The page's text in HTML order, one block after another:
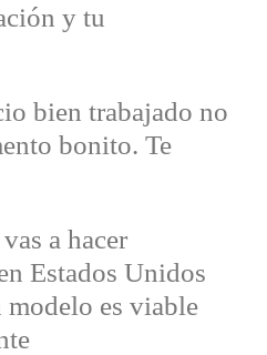
y tu
bien trabajado no
bonito. Te
a hacer
Estados Unidos
modelo es viable